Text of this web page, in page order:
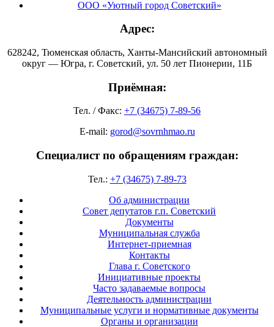
ООО «Уютный город Советский»
Адрес:
628242, Тюменская область, Ханты-Мансийский автономный
округ — Югра, г. Советский, ул. 50 лет Пионерии, 11Б
Приёмная:
Тел. / Факс: +7 (34675) 7-89-56
E-mail: gorod@sovrnhmao.ru
Специалист по обращениям граждан:
Тел.: +7 (34675) 7-89-73
Об администрации
Совет депутатов г.п. Советский
Документы
Муниципальная служба
Интернет-приемная
Контакты
Глава г. Советского
Инициативные проекты
Часто задаваемые вопросы
Деятельность администрации
Муниципальные услуги и нормативные документы
Органы и организации